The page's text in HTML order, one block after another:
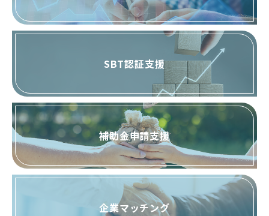
SBT認証支援
補助金申請支援
企業マッチング